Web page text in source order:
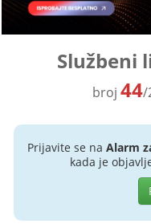
Službeni
broj44/
Prijavite se na Alarm
kada je